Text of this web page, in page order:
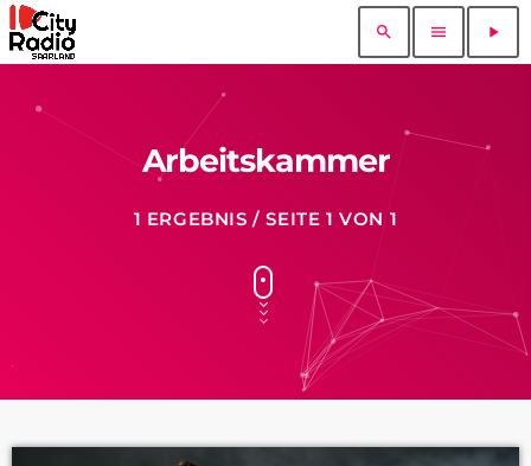
search menu play_arrow
Arbeitskammer
1 ERGEBNIS / SEITE 1 VON 1